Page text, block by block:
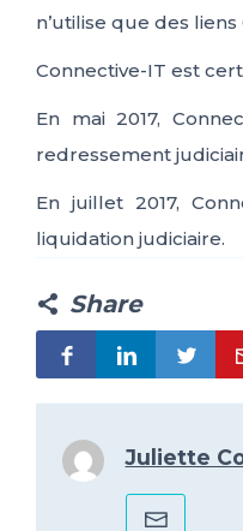
n’utilise que des
Connective-IT est
En mai 2017,
redressement
En juillet 2017,
liquidation judiciaire.
Share
Juliette